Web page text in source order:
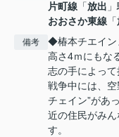
片町線 「放出
おおさか東線 「
備考
◆椿本チエイ
高さ4ｍにもな
志の手によって
戦争中には、
チェイン”があ
近の住民がみ
す。